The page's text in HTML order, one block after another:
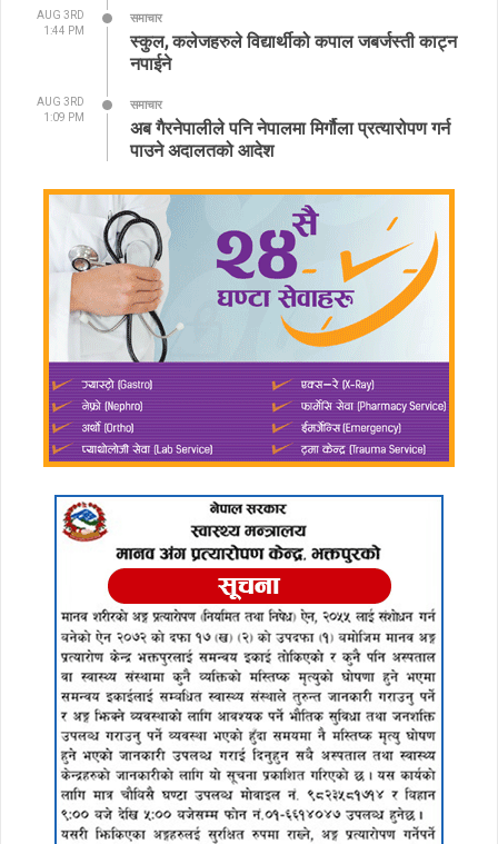
AUG 3RD
1:44 PM
समाचार
स्कुल, कलेजहरुले विद्यार्थीको कपाल जबर्जस्ती काट्न
नपाईने
AUG 3RD
1:09 PM
समाचार
अब गैरनेपालीले पनि नेपालमा मिर्गौला प्रत्यारोपण गर्न
पाउने अदालतको आदेश